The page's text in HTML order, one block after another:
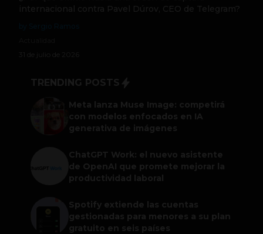
internacional contra Pavel Dúrov, CEO de Telegram?
31 de julio de 2026
TRENDING POSTS
Meta lanza Muse Image: competirá
con modelos enfocados en IA
generativa de imágenes
ChatGPT Work: el nuevo asistente
de OpenAI que promete mejorar la
productividad laboral
Spotify extiende las cuentas
gestionadas para menores a su plan
gratuito en seis países